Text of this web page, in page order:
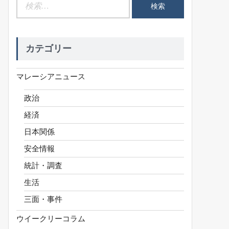
カテゴリー
マレーシアニュース
政治
経済
日本関係
安全情報
統計・調査
生活
三面・事件
ウイークリーコラム